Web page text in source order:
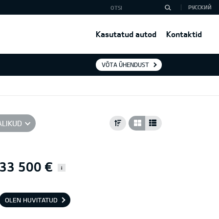
Kasutatud autod Kontaktid
РУССКИЙ
VÕTA ÜHENDUST
33 500 € i
OLEN HUVITATUD